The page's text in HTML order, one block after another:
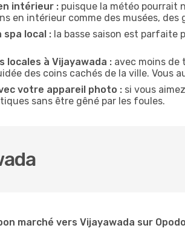
intérieur : puisque la météo pourrait
en intérieur comme des musées, des
spa local : la basse saison est parfaite
locales à Vijayawada : avec moins de
des coins cachés de la ville. Vous
votre appareil photo : si vous
sans être gêné par les foules.
marché vers Vijayawada sur